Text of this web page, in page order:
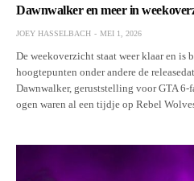
Dawnwalker en meer in
JOEY HASSELBACH MEI 1, 2026
De weekoverzicht staat weer klaar en is
hoogtepunten onder andere de
Dawnwalker, geruststelling voor GTA 6-
ogen waren al een tijdje op Rebel